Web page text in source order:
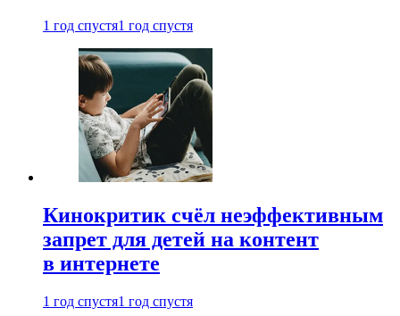
1 год спустя1 год спустя
Кинокритик счёл неэффективным
запрет для детей на контент
в интернете
1 год спустя1 год спустя